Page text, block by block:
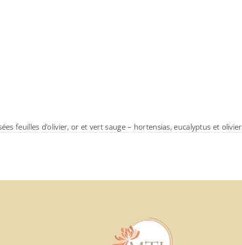
feuilles d’olivier, or et vert sauge – hortensias, eucalyptus et olivier